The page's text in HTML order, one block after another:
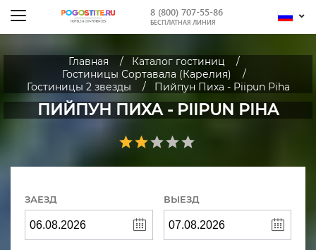
8 (800) 707-55-86
БЕСПЛАТНАЯ ЛИНИЯ
Главная
Каталог гостиниц
Гостиницы Сортавала (Карелия)
Гостиницы 2 звезды
Пийпун Пиха - Piipun Piha
ПИЙПУН ПИХА - PIIPUN PIHA
ЗАЕЗД ВЫЕЗД